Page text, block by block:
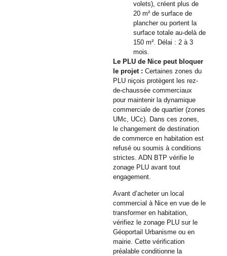
volets), créent plus de
20 m² de surface de
plancher ou portent la
surface totale au-delà de
150 m². Délai : 2 à 3
mois.
Le PLU de Nice peut bloquer
le projet : Certaines zones du
PLU niçois protègent les rez-
de-chaussée commerciaux
pour maintenir la dynamique
commerciale de quartier (zones
UMc, UCc). Dans ces zones,
le changement de destination
de commerce en habitation est
refusé ou soumis à conditions
strictes. ADN BTP vérifie le
zonage PLU avant tout
engagement.
Avant d’acheter un local
commercial à Nice en vue de le
transformer en habitation,
vérifiez le zonage PLU sur le
Géoportail Urbanisme ou en
mairie. Cette vérification
préalable conditionne la